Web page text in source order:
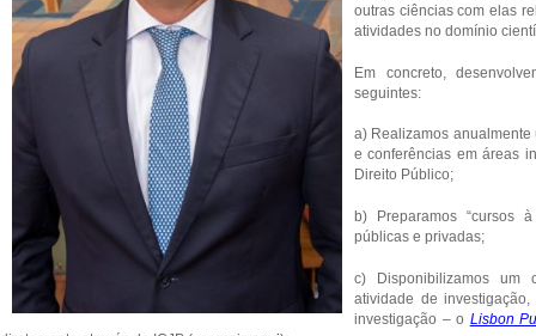
outras ciências com elas
atividades no domínio
Em concreto,
seguintes:
a) Realizamos
e conferências em áreas
Direito Público;
b) Preparamos “cursos
públicas e privadas;
c) Disponibilizamos um
atividade de
investigação – o Lisbon